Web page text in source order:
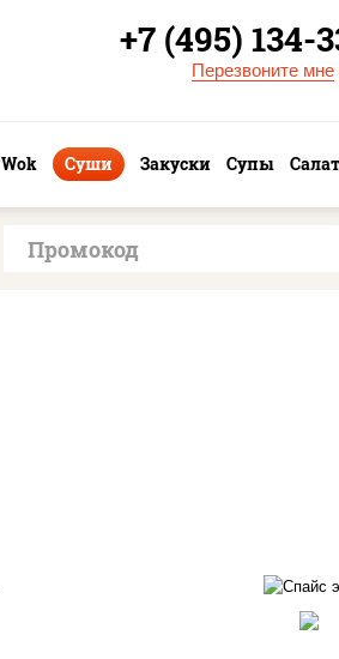
+7 (495) 134-
Перезвоните мне
Wok Суши Закуски Супы